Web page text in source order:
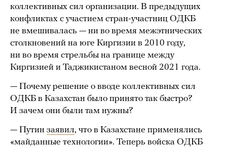
коллективных сил организации. В предыдущих
конфликтах с участием стран-участниц ОДКБ
не вмешивалась — ни во время межэтнических
столкновений на юге Киргизии в 2010 году,
ни во время стрельбы на границе между
Киргизией и Таджикистаном весной 2021 года.
— Почему решение о вводе коллективных сил
ОДКБ в Казахстан было принято так быстро?
И зачем они были там нужны?
— Путин заявил, что в Казахстане применялись
«майданные технологии». Теперь войска ОДКБ